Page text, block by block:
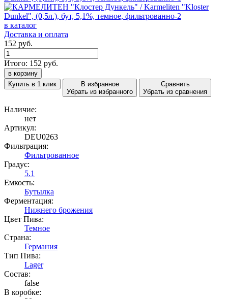
в каталог
Доставка и оплата
152 руб.
Итого: 152 руб.
в корзину
Купить в 1 клик
В избранное
Убрать из избранного
Сравнить
Убрать из сравнения
Наличие:
нет
Артикул:
DEU0263
Фильтрация:
Фильтрованное
Градус:
5.1
Емкость:
Бутылка
Ферментация:
Нижнего брожения
Цвет Пива:
Темное
Страна:
Германия
Тип Пива:
Lager
Состав:
false
В коробке: